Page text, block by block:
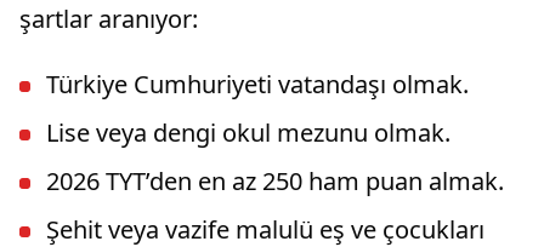
şartlar aranıyor:
Türkiye Cumhuriyeti vatandaşı olmak.
Lise veya dengi okul mezunu olmak.
2026 TYT’den en az 250 ham puan almak.
Şehit veya vazife malulü eş ve çocukları